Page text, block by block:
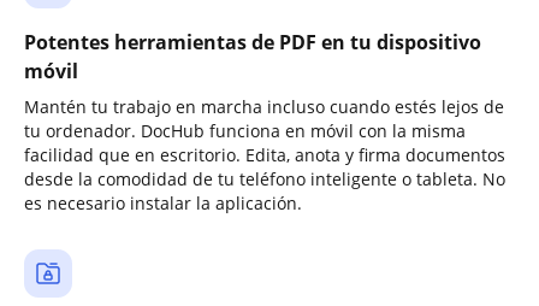
Potentes herramientas de PDF en tu dispositivo
móvil
Mantén tu trabajo en marcha incluso cuando estés lejos de
tu ordenador. DocHub funciona en móvil con la misma
facilidad que en escritorio. Edita, anota y firma documentos
desde la comodidad de tu teléfono inteligente o tableta. No
es necesario instalar la aplicación.